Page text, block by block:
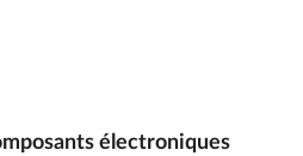
électroniques